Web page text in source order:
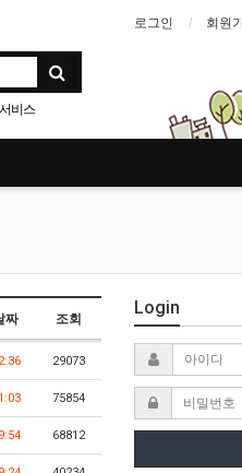
로그인 회원
비스
짜 조회
29073
75854
68812
Login